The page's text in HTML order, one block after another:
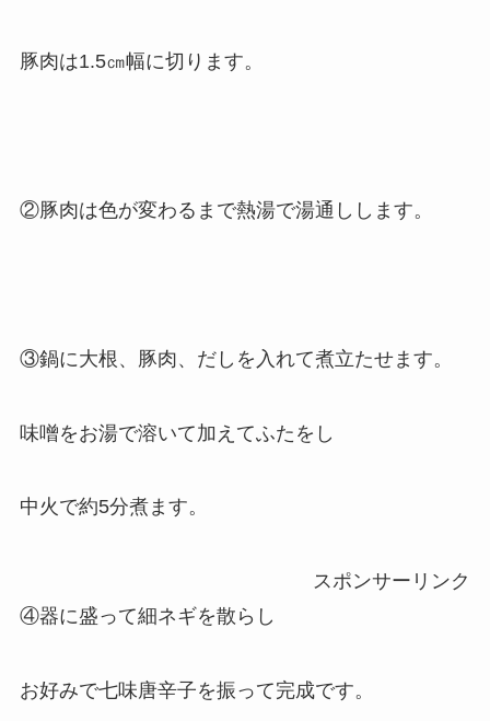
豚肉は1.5㎝幅に切ります。
②豚肉は色が変わるまで熱湯で湯通しします。
③鍋に大根、豚肉、だしを入れて煮立たせます。
味噌をお湯で溶いて加えてふたをし
中火で約5分煮ます。
スポンサーリンク
④器に盛って細ネギを散らし
お好みで七味唐辛子を振って完成です。